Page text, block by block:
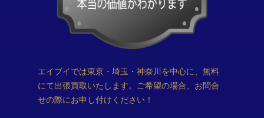
エイブイでは東京・埼玉・神奈川を中心に、無料
にて出張買取いたします。ご希望の場合、お問合
せの際にお申し付けください！